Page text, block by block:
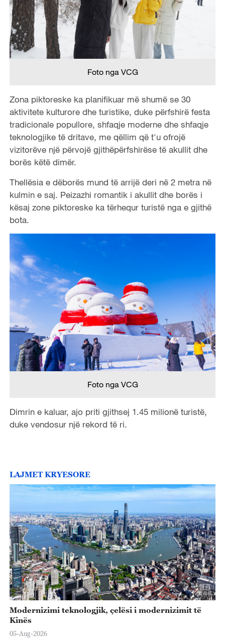
Foto nga VCG
Zona piktoreske ka planifikuar më shumë se 30
aktivitete kulturore dhe turistike, duke përfshirë festa
tradicionale popullore, shfaqje moderne dhe shfaqje
teknologjike të dritave, me qëllim që t'u ofrojë
vizitorëve një përvojë gjithëpërfshirëse të akullit dhe
borës këtë dimër.
Thellësia e dëborës mund të arrijë deri në 2 metra në
kulmin e saj. Peizazhi romantik i akullit dhe borës i
kësaj zone piktoreske ka tërhequr turistë nga e gjithë
bota.
Foto nga VCG
Dimrin e kaluar, ajo priti gjithsej 1.45 milionë turistë,
duke vendosur një rekord të ri.
LAJMET KRYESORE
Modernizimi teknologjik, çelësi i modernizimit të
Kinës
05-Aug-2026